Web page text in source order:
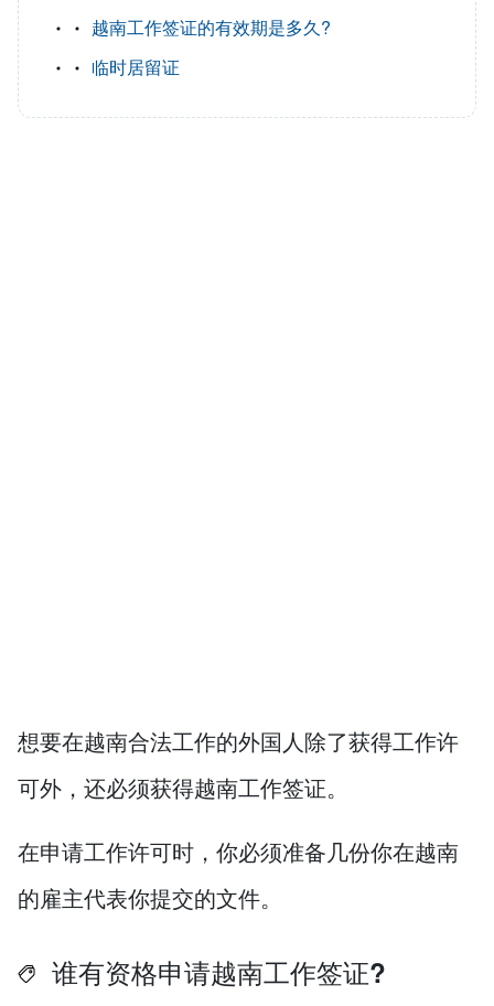
越南工作签证的有效期是多久?
临时居留证
想要在越南合法工作的外国人除了获得工作许
可外，还必须获得越南工作签证。
在申请工作许可时，你必须准备几份你在越南
的雇主代表你提交的文件。
谁有资格申请越南工作签证?